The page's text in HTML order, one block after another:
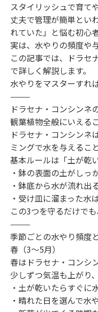
スタイリッシュで育て
丈夫で管理が簡単とい
れていた」と悩む初心
実は、水やりの頻度や
この記事では、ドラセ
で詳しく解説します。
水やりをマスターすれ
⸻
ドラセナ・コンシンネ
観葉植物全般にいえる
ドラセナ・コンシンネ
ミングで水を与えるこ
基本ルールは「土が乾
・鉢の表面の土がしっ
・鉢底から水が流れ出
・受け皿に溜まった水
この3つを守るだけで
⸻
季節ごとの水やり頻度
春（3〜5月）
春はドラセナ・コンシ
少しずつ気温も上がり
・土が乾いたらすぐに
・晴れた日を選んで水